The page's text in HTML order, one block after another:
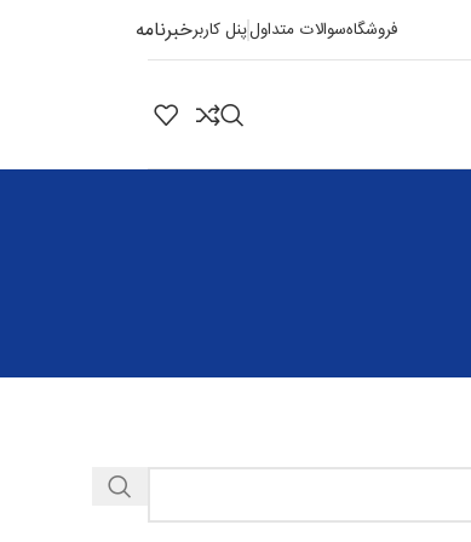
فروشگاهسوالات متداولپنل کاربرخبرنامه